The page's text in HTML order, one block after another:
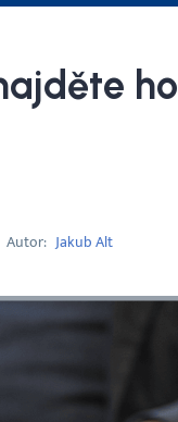
ho
Autor Jakub Alt